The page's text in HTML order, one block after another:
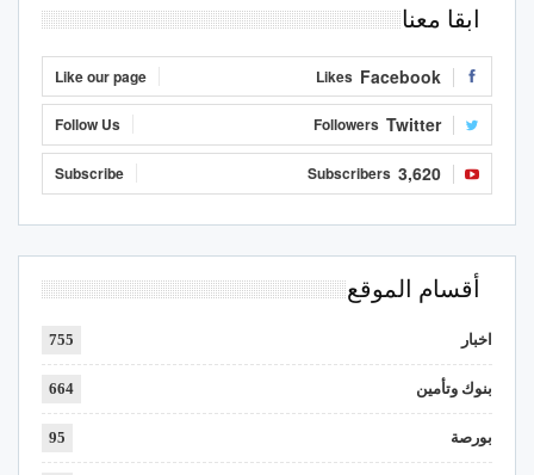
ابقا معنا
Facebook
Likes
Like our page
Twitter
Followers
Follow Us
3,620
Subscribers
Subscribe
أقسام الموقع
اخبار 755
بنوك وتأمين 664
بورصة 95